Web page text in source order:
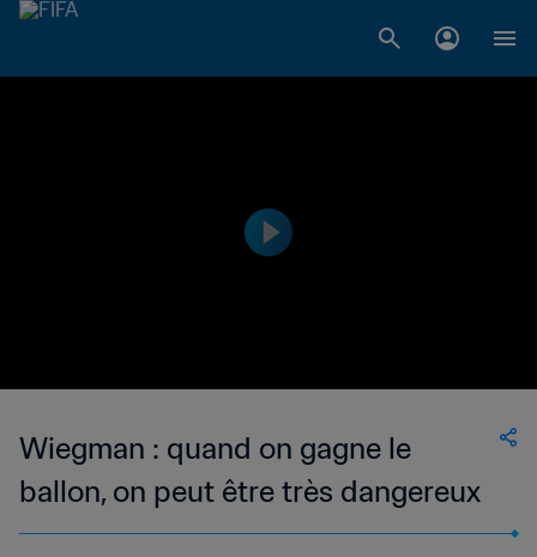
Wiegman : quand on gagne le
ballon, on peut être très dangereux